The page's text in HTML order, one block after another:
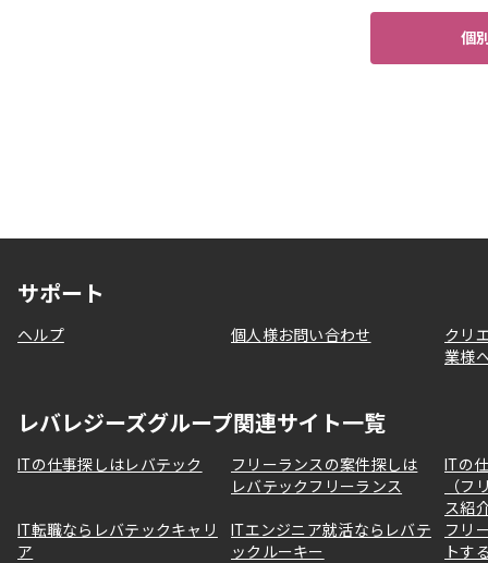
個
サポート
ヘルプ 個人様お問い合わせ
クリ
業様
レバレジーズグループ関連サイト一覧
ITの仕事探しはレバテック
フリーランスの案件探しは
レバテックフリーランス
ITの
（フ
ス紹
IT転職ならレバテックキャリ
ア
ITエンジニア就活ならレバテ
ックルーキー
フリ
トす